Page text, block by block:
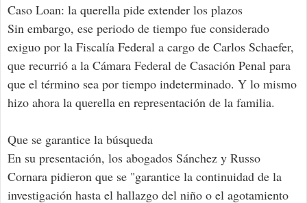
Caso Loan: la querella pide extender los plazos
Sin embargo, ese periodo de tiempo fue considerado
exiguo por la Fiscalía Federal a cargo de Carlos Schaefer,
que recurrió a la Cámara Federal de Casación Penal para
que el término sea por tiempo indeterminado. Y lo mismo
hizo ahora la querella en representación de la familia.
Que se garantice la búsqueda
En su presentación, los abogados Sánchez y Russo
Cornara pidieron que se "garantice la continuidad de la
investigación hasta el hallazgo del niño o el agotamiento